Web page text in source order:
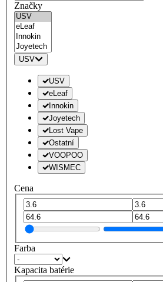
Značky
USV
USV
eLeaf
Innokin
Joyetech
Lost Vape
Ostatní
VOOPOO
WISMEC
Cena
Farba
Kapacita batérie